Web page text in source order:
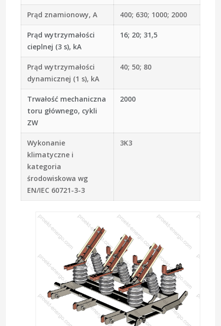
Prąd znamionowy, A 400; 630; 1000; 2000
Prąd wytrzymałości
cieplnej (3 s), kA
16; 20; 31,5
Prąd wytrzymałości
dynamicznej (1 s), kA
40; 50; 80
Trwałość mechaniczna
toru głównego, cykli
ZW
2000
Wykonanie
klimatyczne i
kategoria
środowiskowa wg
EN/IEC 60721-3-3
3K3